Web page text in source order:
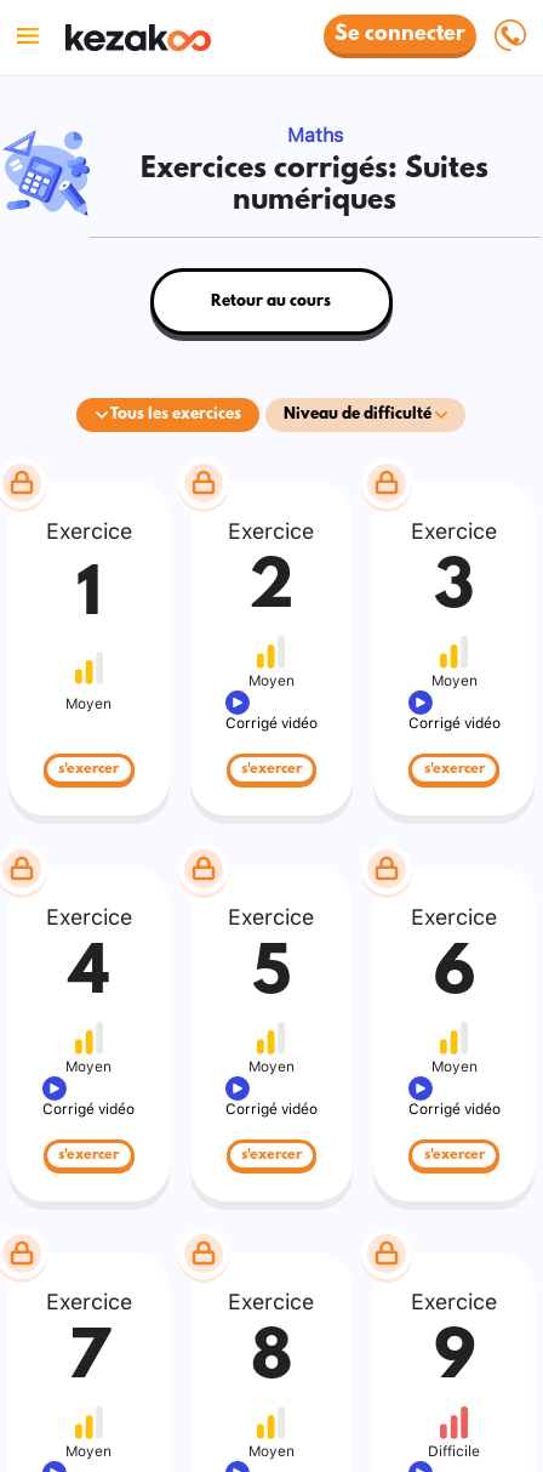
Se connecter
Maths
Exercices corrigés: Suites
numériques
Tous les exercices Niveau de difficulté
Retour au cours
Exercice
1
Moyen
s'exercer
Exercice
2
Moyen
Corrigé vidéo
s'exercer
Exercice
3
Moyen
Corrigé vidéo
s'exercer
Exercice
4
Moyen
Corrigé vidéo
s'exercer
Exercice
5
Moyen
Corrigé vidéo
s'exercer
Exercice
6
Moyen
Corrigé vidéo
s'exercer
Exercice
7
Moyen
Exercice
8
Moyen
Exercice
9
Difficile